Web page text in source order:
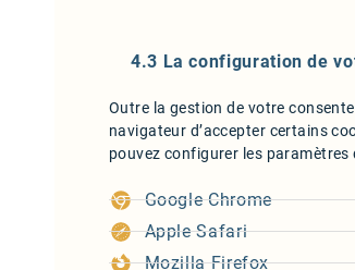
4.3 La configuration de
Outre la gestion de votre
navigateur d’accepter certains
pouvez configurer les
Google Chrome
Apple Safari
Mozilla Firefox